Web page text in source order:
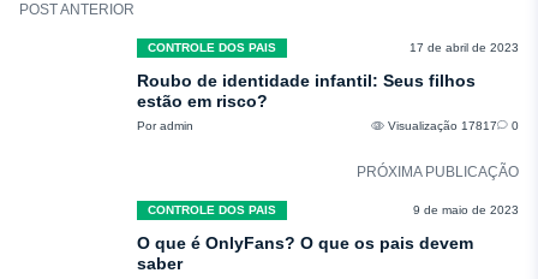
POST ANTERIOR
CONTROLE DOS PAIS 17 de abril de 2023
Roubo de identidade infantil: Seus filhos
estão em risco?
Por admin Visualização 17817 0
PRÓXIMA PUBLICAÇÃO
CONTROLE DOS PAIS 9 de maio de 2023
O que é OnlyFans? O que os pais devem
saber